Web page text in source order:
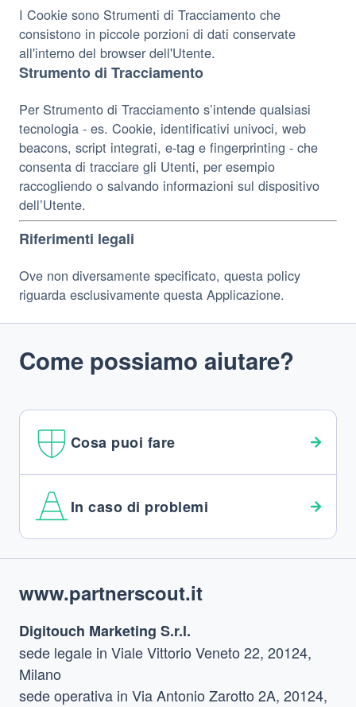
I Cookie sono Strumenti di Tracciamento che
consistono in piccole porzioni di dati conservate
all'interno del browser dell'Utente.
Strumento di Tracciamento
Per Strumento di Tracciamento s’intende qualsiasi
tecnologia - es. Cookie, identificativi univoci, web
beacons, script integrati, e-tag e fingerprinting - che
consenta di tracciare gli Utenti, per esempio
raccogliendo o salvando informazioni sul dispositivo
dell’Utente.
Riferimenti legali
Ove non diversamente specificato, questa policy
riguarda esclusivamente questa Applicazione.
Come possiamo aiutare?
Cosa puoi fare
In caso di problemi
www.partnerscout.it
Digitouch Marketing S.r.l.
sede legale in Viale Vittorio Veneto 22, 20124,
Milano
sede operativa in Via Antonio Zarotto 2A, 20124,